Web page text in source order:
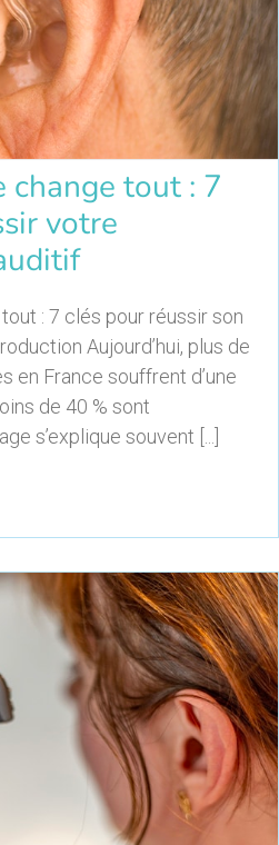
change tout : 7
votre
: 7 clés pour réussir son
Aujourd’hui, plus de
en France souffrent d’une
de 40 % sont
s’explique souvent [...]